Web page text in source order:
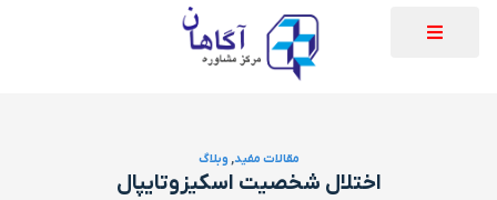
مقالات مفید, وبلاگ
اختلال شخصیت اسکیزوتایپال